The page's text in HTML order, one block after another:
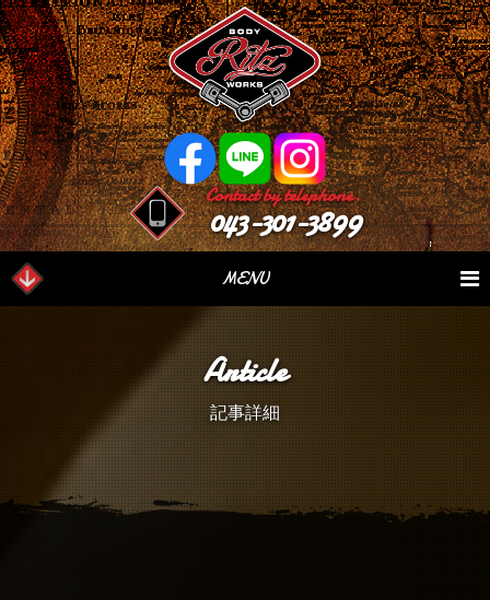
Contact by telephone.
043-301-3899
MENU
Our Serivce
Parts Sales 作業日誌
Article
記事詳細